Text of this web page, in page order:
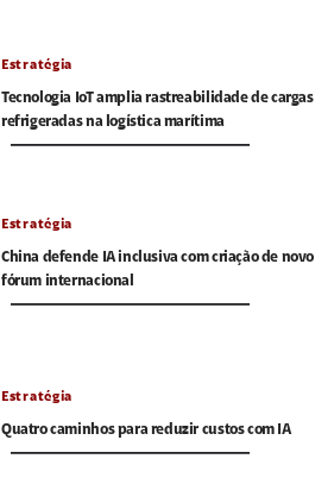
Estratégia
Tecnologia IoT amplia rastreabilidade de cargas
refrigeradas na logística marítima
Estratégia
China defende IA inclusiva com criação de novo
fórum internacional
Estratégia
Quatro caminhos para reduzir custos com IA